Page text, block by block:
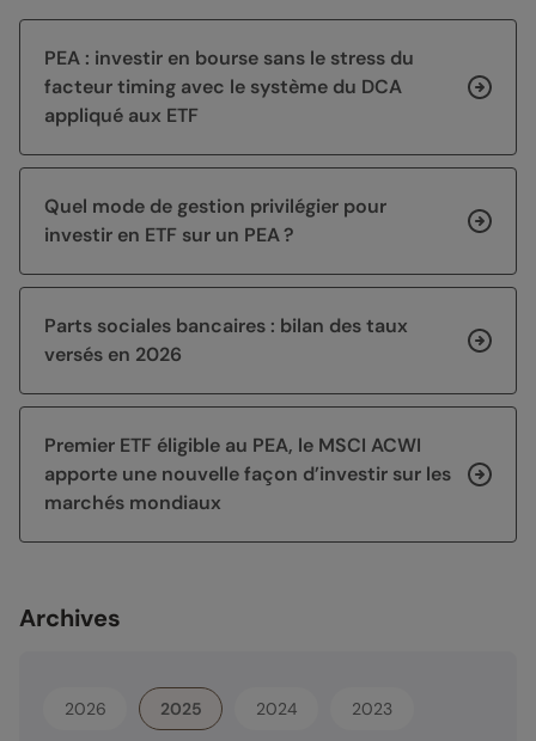
PEA : investir en bourse sans le stress du
facteur timing avec le système du DCA
appliqué aux ETF
Quel mode de gestion privilégier pour
investir en ETF sur un PEA ?
Parts sociales bancaires : bilan des taux
versés en 2026
Premier ETF éligible au PEA, le MSCI ACWI
apporte une nouvelle façon d’investir sur les
marchés mondiaux
Archives
2026 2025 2024 2023